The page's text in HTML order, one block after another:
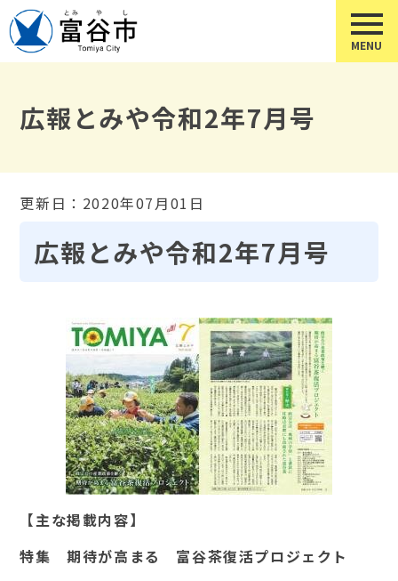
広報とみや令和2年7月号
更新日：2020年07月01日
広報とみや令和2年7月号
【主な掲載内容】
特集 期待が高まる 富谷茶復活プロジェクト